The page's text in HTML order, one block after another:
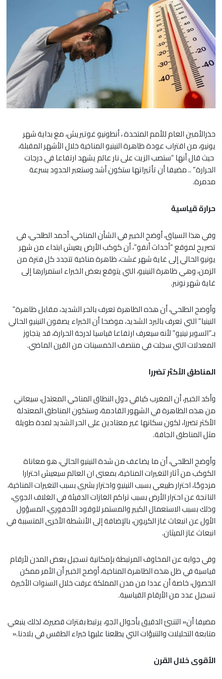
حذرالأمين العام للأمم المتحدة ، أنطونيو غوتيريش، مع بداية شهر
يونيو، من اقتراب عودة ظاهرة النينيو المناخية خلال الأشهر المقبلة،
حيث قال أنها “ستصب الزيت على نار عالم يشهد ارتفاعا في درجات
الحرارة” .. مضيفا أن تأثيراتها ستكون أشد وستعبر الحدود بسرعة
مدمرة.
حرارة قياسية
وفي هذا السياق، أوضح الخبير في الشأن المناخي، أحمد الطلحي، في
تصريح لموقع “أحداث أنفو”، أن كوكب الأرض يعيش ابتداء من شهر
يونيو الحالي إلى غاية شهر غشت، ظاهرة مناخية تتجدد كل فترة من
الزمن، وهي ظاهرة النينيو، التي يتوقع بعض الخبراء استمرارها إلى
غاية شهر نونبر.
وأوضح الطلحي، أن هذه الظاهرة تعرف بالحر الشديد، مقابل ظاهرة”
النينيا” التي تعرف بالبرد الشديد، موضحا أن الخبراء يصفون النينيو الحالي
بـ”السوبر نينيو” لأنه سيعرف ارتفاعا قياسيا لدرجة الحرارة، قد يتجاوز
المعدلات التي سجلت في منتصف الخمسينات من القرن الماضي.
المناطق الأكثر تضررا
وأكد الخبير، أن المغرب كباقي دول النطاق المناخي المعتدل، سيعاني
من هذه الظاهرة في الشهور القادمة، وستكون المناطق المعتدلة
الأكثر تضررا، لكون سكانها غير معتادين على الحر الشديد لمدة طويلة
مثل المناطق الجافة.
وأوضح الطلحي، أن ما يضاعف من شدة النينيو الحالي، هو معاناة
الكوكب من آثار التغيرات المناخية، بمعنى ان العالم سيعيش احترارا
مزدوجًا، احترار طبيعي بسبب النينيو واحترار بشري بسبب التغيرات المناخية،
الناتجة عن احترار الأرض بسبب تراكم الغازات الدفيئة في الغلاف الجوي،
وذلك بسبب الاستعمال الكبير والمستمر للوقود الأحفوري، المسؤول
الأول عن انبعاث غاز الكربون، بالإضافة إلى الأنشطة الأخرى المتسببة في
انبعاث غاز الميثان.
وفي جوابه عن المخاوف المرتبطة بإمكانية تسجيل بعض المدن لأرقام
قياسية في ظل هذه الظاهرة المناخية، أوضح الخبير أن الأمر ممكن
الحصول، خاصة أن عددا من مدن المملكة عرفت خلال السنوات الأخيرة
تسجيل عدد من الأرقام القياسية.
مضيفا أن« التنبئ الدقيق بأحوال الجو، يرتبط بفترات قصيرة، لذلك ينبغي
متابعة التحليلات والتنبؤات التي يطلعنا عليها خبراء الطقس في بلادنا.«
الأقوى خلال القرن